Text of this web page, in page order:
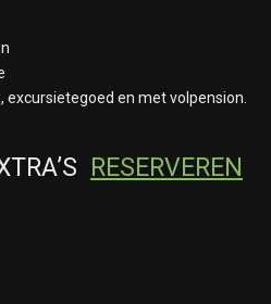
excursietegoed en met volpension.
RESERVEREN